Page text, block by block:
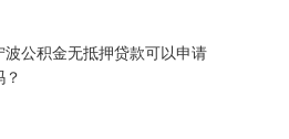
波公积金无抵押贷款可以申请
？